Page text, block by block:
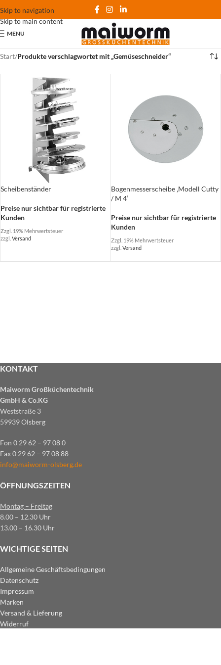
Skip to navigation
Skip to main content
MENU
Start/Produkte verschlagwortet mit „Gemüseschneider“
Scheibenständer
Preise nur sichtbar für registrierte
Kunden
Zzgl. 19% Mehrwertsteuer
zzgl. Versand
Bogenmesserscheibe ‚Modell Cutty
/ M 4‘
Preise nur sichtbar für registrierte
Kunden
Zzgl. 19% Mehrwertsteuer
zzgl. Versand
KONTAKT
Maiworm Großküchentechnik
GmbH & Co.KG
Weststraße 3
59939 Olsberg
Fon 0 29 62 – 97 08 0
Fax 0 29 62 – 97 08 88
info@maiworm-olsberg.de
ÖFFNUNGSZEITEN
Montag – Freitag
8.00 – 12.30 Uhr
13.00 – 16.30 Uhr
WICHTIGE SEITEN
Allgemeine Geschäftsbedingungen
Datenschutz
Impressum
Marken
Versand & Lieferung
Widerruf